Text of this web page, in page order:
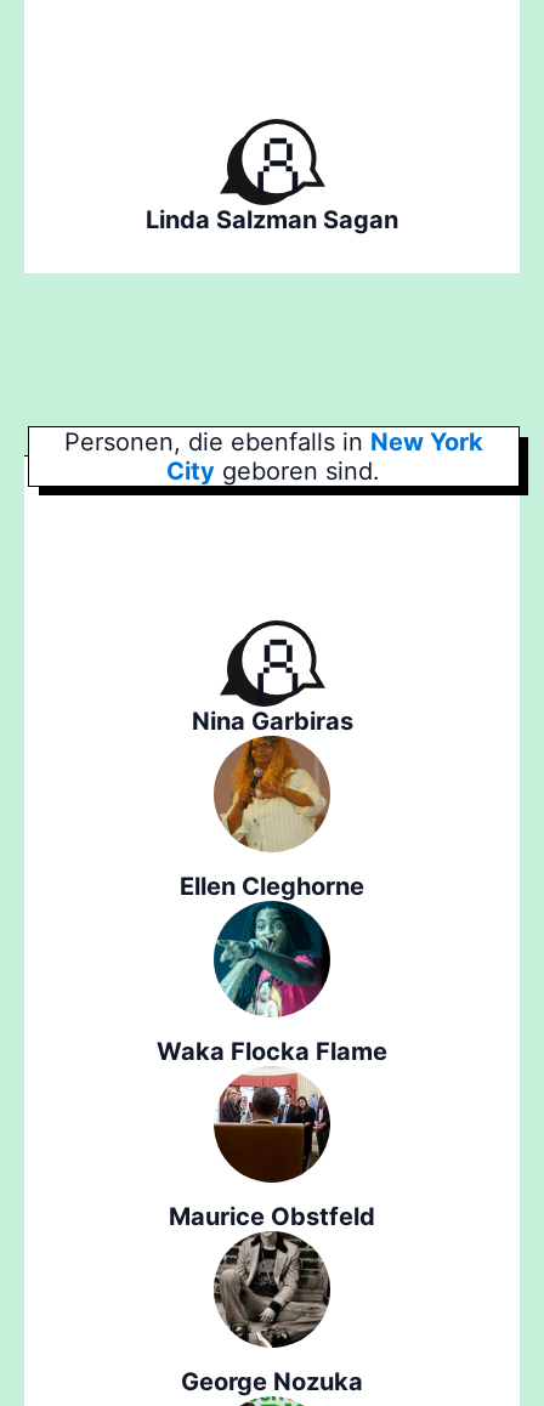
Linda Salzman Sagan
Personen, die ebenfalls in New York
City geboren sind.
Nina Garbiras
Ellen Cleghorne
Waka Flocka Flame
Maurice Obstfeld
George Nozuka